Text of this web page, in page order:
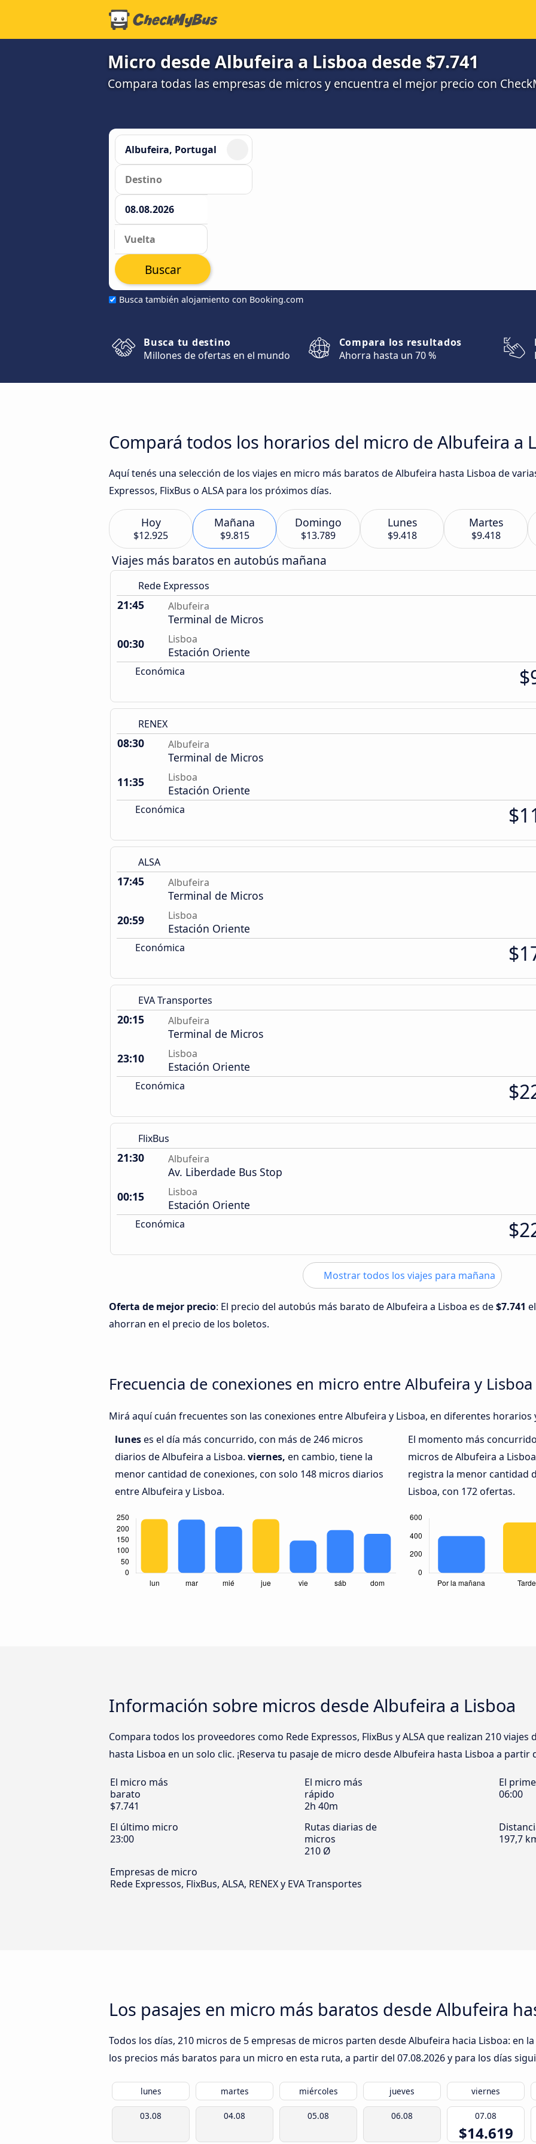
Micro desde Albufeira a Lisboa desde $7.741
Compara todas las empresas de micros y encuentra el mejor precio con
Busca también alojamiento con Booking.com
Buscar
Busca tu destino
Millones de ofertas en el mundo
Compara los resultados
Ahorra hasta un 70 %
Compará todos los horarios del micro de Albufeira a
Aquí tenés una selección de los viajes en micro más baratos de Albufeira hasta Lisboa de
Expressos, FlixBus o ALSA para los próximos días.
Hoy
$12.925
Mañana
$9.815
Domingo
$13.789
Lunes
$9.418
Martes
$9.418
Viajes más baratos en autobús mañana
Rede Expressos
21:45 Albufeira
Terminal de Micros
00:30
Lisboa
Estación Oriente
Económica
RENEX
08:30 Albufeira
Terminal de Micros
11:35
Lisboa
Estación Oriente
Económica
ALSA
17:45 Albufeira
Terminal de Micros
20:59
Lisboa
Estación Oriente
Económica
EVA Transportes
20:15 Albufeira
Terminal de Micros
23:10
Lisboa
Estación Oriente
Económica
FlixBus
21:30 Albufeira
Av. Liberdade Bus Stop
00:15
Lisboa
Estación Oriente
Económica
Mostrar todos los viajes para mañana
Oferta de mejor precio: El precio del autobús más barato de Albufeira a Lisboa es de$7.741
ahorran en el precio de los boletos.
Frecuencia de conexiones en micro entre Albufeira y Lisboa
Mirá aquí cuán frecuentes son las conexiones entre Albufeira y Lisboa, en diferentes horarios
luneses el día más concurrido, con más de 246 micros
diarios de Albufeira a Lisboa. viernes, en cambio, tiene la
menor cantidad de conexiones, con solo 148 micros diarios
entre Albufeira y Lisboa.
El momento más
micros de Albufeira a
registra la menor cantidad
Lisboa, con 172 ofertas.
Información sobre micros desde Albufeira a Lisboa
Compara todos los proveedores como Rede Expressos, FlixBus y ALSA que realizan 210
hasta Lisboa en un solo clic. ¡Reserva tu pasaje de micro desde Albufeira hasta Lisboa a partir
El micro más
barato
$7.741
El micro más
rápido
2h 40m
El
06:00
El último micro
23:00
Rutas diarias de
micros
210 Ø
197,7
Empresas de micro
Rede Expressos, FlixBus, ALSA, RENEX y EVA Transportes
Los pasajes en micro más baratos desde Albufeira
Todos los días, 210 micros de 5 empresas de micros parten desde Albufeira hacia Lisboa: en
los precios más baratos para un micro en esta ruta, a partir del 07.08.2026y para los días
lunes martes miércoles jueves viernes
03.08 04.08 05.08 06.08 07.08
$14.619